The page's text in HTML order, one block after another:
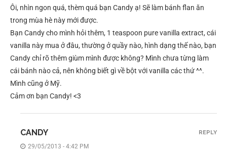
Ôi, nhìn ngon quá, thèm quá bạn Candy ạ! Sẽ làm bánh flan ăn
trong mùa hè này mới được.
Bạn Candy cho mình hỏi thêm, 1 teaspoon pure vanilla extract, cái
vanilla này mua ở đâu, thường ở quầy nào, hình dạng thế nào, bạn
Candy chỉ rõ thêm giùm mình được không? Mình chưa từng làm
cái bánh nào cả, nên không biết gì về bột với vanilla các thứ ^^.
Mình cũng ở Mỹ.
Cảm ơn bạn Candy! <3
CANDY
29/05/2013 - 4:42 PM
REPLY